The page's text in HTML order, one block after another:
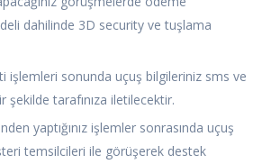
dahilinde 3D security ve tuşlama
işlemleri sonunda uçuş bilgileriniz sms ve
şekilde tarafınıza iletilecektir.
yaptığınız işlemler sonrasında uçuş
temsilcileri ile görüşerek destek